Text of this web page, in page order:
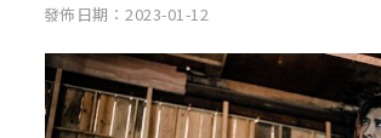
發佈日期：2023-01-12